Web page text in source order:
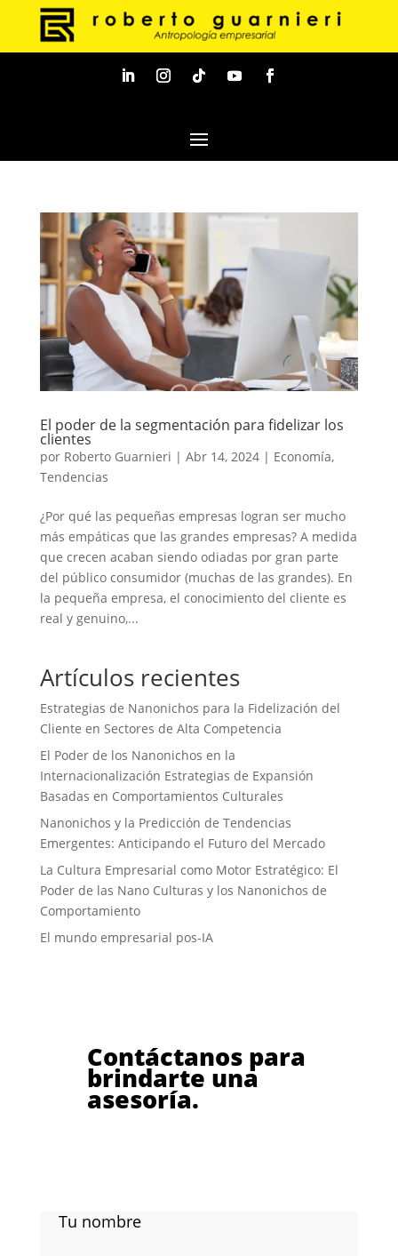
El poder de la segmentación para fidelizar los
clientes
por Roberto Guarnieri | Abr 14, 2024| Economía,
Tendencias
¿Por qué las pequeñas empresas logran ser mucho
más empáticas que las grandes empresas? A medida
que crecen acaban siendo odiadas por gran parte
del público consumidor (muchas de las grandes). En
la pequeña empresa, el conocimiento del cliente es
real y genuino,...
Artículos recientes
Estrategias de Nanonichos para la Fidelización del
Cliente en Sectores de Alta Competencia
El Poder de los Nanonichos en la
Internacionalización Estrategias de Expansión
Basadas en Comportamientos Culturales
Nanonichos y la Predicción de Tendencias
Emergentes: Anticipando el Futuro del Mercado
La Cultura Empresarial como Motor Estratégico: El
Poder de las Nano Culturas y los Nanonichos de
Comportamiento
El mundo empresarial pos-IA
Contáctanos para
brindarte una
asesoría.
Tu nombre